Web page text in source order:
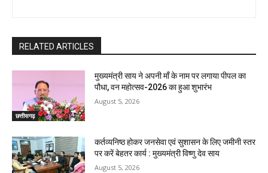
RELATED ARTICLES
छत्तीसगढ़
मुख्यमंत्री साय ने अपनी माँ के नाम पर लगाया पीपल का
पौधा, वन महोत्सव-2026 का हुआ शुभारंभ
August 5, 2026
कर्तव्यनिष्ठ होकर जनसेवा एवं सुशासन के लिए जमीनी स्तर
पर करें बेहतर कार्य : मुख्यमंत्री विष्णु देव साय
August 5, 2026